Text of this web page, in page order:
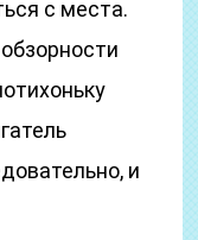
с места.
и